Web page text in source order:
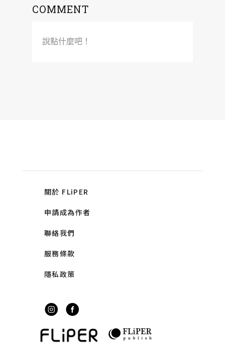
COMMENT
說點什麼吧！
關於 FLiPER
申請成為作者
聯絡我們
服務條款
隱私政策